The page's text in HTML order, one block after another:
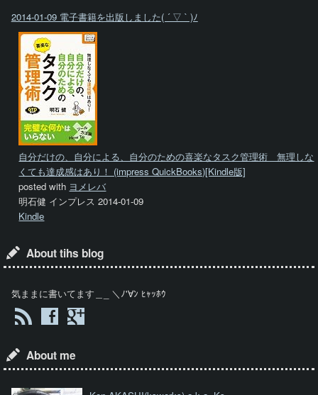
2014-01-09 電子書籍を出版しました( ´ ▽ ` )ﾉ
自分だけの、自分による、自分のための喜楽なタスク管理術 無理しな
くても達成感はあり！ (impress QuickBooks)[Kindle版]
posted with ヨメレバ
明石健 インプレス 2014-01-09
Kindle
About tihs blog
気ままに書いてます＿_ ＼ﾉ'∀ﾝ ﾋｬｯﾎｳ
About me